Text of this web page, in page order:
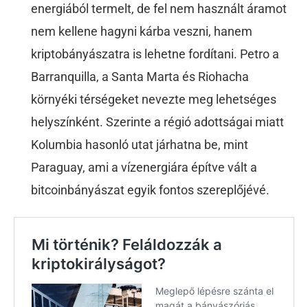
energiából termelt, de fel nem használt áramot
nem kellene hagyni kárba veszni, hanem
kriptobányászatra is lehetne fordítani. Petro a
Barranquilla, a Santa Marta és Riohacha
környéki térségeket nevezte meg lehetséges
helyszínként. Szerinte a régió adottságai miatt
Kolumbia hasonló utat járhatna be, mint
Paraguay, ami a vízenergiára építve vált a
bitcoinbányászat egyik fontos szereplőjévé.